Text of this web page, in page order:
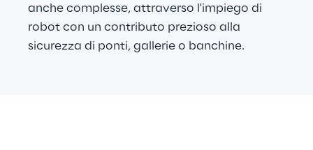
anche complesse, attraverso l'impiego di
robot con un contributo prezioso alla
sicurezza di ponti, gallerie o banchine.